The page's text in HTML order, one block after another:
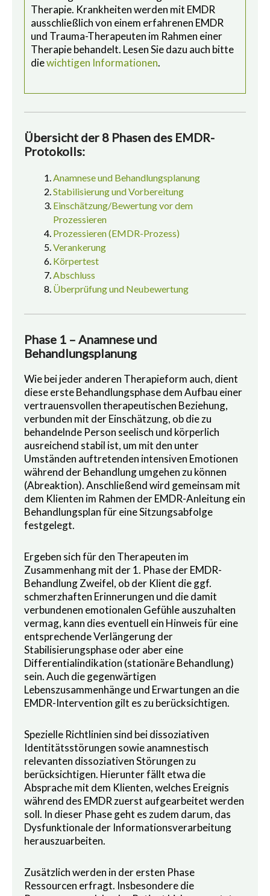
Therapie. Krankheiten werden mit EMDR
ausschließlich von einem erfahrenen EMDR
und Trauma-Therapeuten im Rahmen einer
Therapie behandelt. Lesen Sie dazu auch bitte
diewichtigen Informationen.
Übersicht der 8 Phasen des EMDR-
Protokolls:
Anamnese und Behandlungsplanung
Stabilisierung und Vorbereitung
Einschätzung/Bewertung vor dem
Prozessieren
Prozessieren (EMDR-Prozess)
Verankerung
Körpertest
Abschluss
Überprüfung und Neubewertung
Phase 1 – Anamnese und
Behandlungsplanung
Wie bei jeder anderen Therapieform auch, dient
diese erste Behandlungsphase dem Aufbau einer
vertrauensvollen therapeutischen Beziehung,
verbunden mit der Einschätzung, ob die zu
behandelnde Person seelisch und körperlich
ausreichend stabil ist, um mit den unter
Umständen auftretenden intensiven Emotionen
während der Behandlung umgehen zu können
(Abreaktion). Anschließend wird gemeinsam mit
dem Klienten im Rahmen der EMDR-Anleitung ein
Behandlungsplan für eine Sitzungsabfolge
festgelegt.
Ergeben sich für den Therapeuten im
Zusammenhang mit der 1. Phase der EMDR-
Behandlung Zweifel, ob der Klient die ggf.
schmerzhaften Erinnerungen und die damit
verbundenen emotionalen Gefühle auszuhalten
vermag, kann dies eventuell ein Hinweis für eine
entsprechende Verlängerung der
Stabilisierungsphase oder aber eine
Differentialindikation (stationäre Behandlung)
sein. Auch die gegenwärtigen
Lebenszusammenhänge und Erwartungen an die
EMDR-Intervention gilt es zu berücksichtigen.
Spezielle Richtlinien sind bei dissoziativen
Identitätsstörungen sowie anamnestisch
relevanten dissoziativen Störungen zu
berücksichtigen. Hierunter fällt etwa die
Absprache mit dem Klienten, welches Ereignis
während des EMDR zuerst aufgearbeitet werden
soll. In dieser Phase geht es zudem darum, das
Dysfunktionale der Informationsverarbeitung
herauszuarbeiten.
Zusätzlich werden in der ersten Phase
Ressourcen erfragt. Insbesondere die